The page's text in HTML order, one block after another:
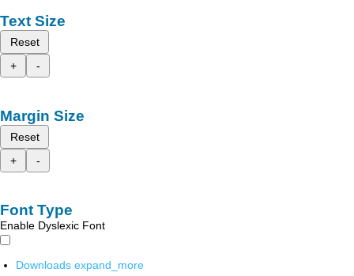
Text Size
Reset
+
-
Margin Size
Reset
+
-
Font Type
Enable Dyslexic Font
Downloads expand_more